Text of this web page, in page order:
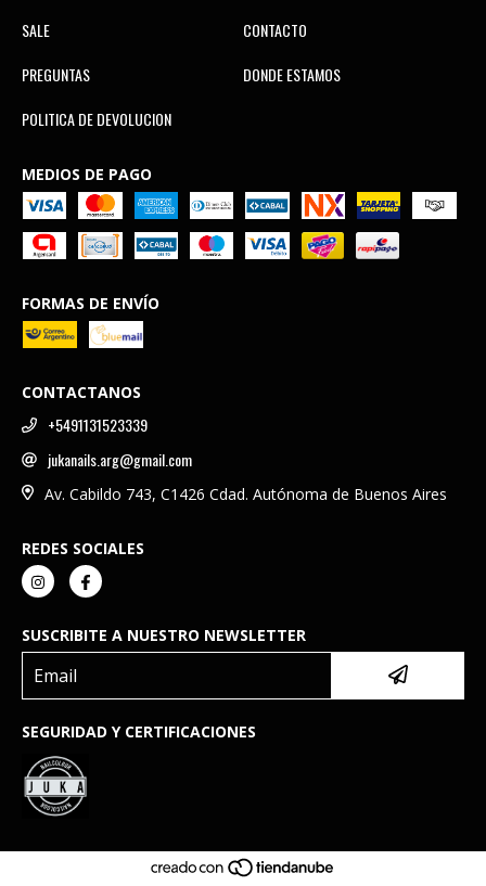
SALE
CONTACTO
PREGUNTAS
DONDE ESTAMOS
POLITICA DE DEVOLUCION
MEDIOS DE PAGO
FORMAS DE ENVÍO
CONTACTANOS
+5491131523339
jukanails.arg@gmail.com
Av. Cabildo 743, C1426 Cdad. Autónoma de Buenos Aires
REDES SOCIALES
SUSCRIBITE A NUESTRO NEWSLETTER
SEGURIDAD Y CERTIFICACIONES